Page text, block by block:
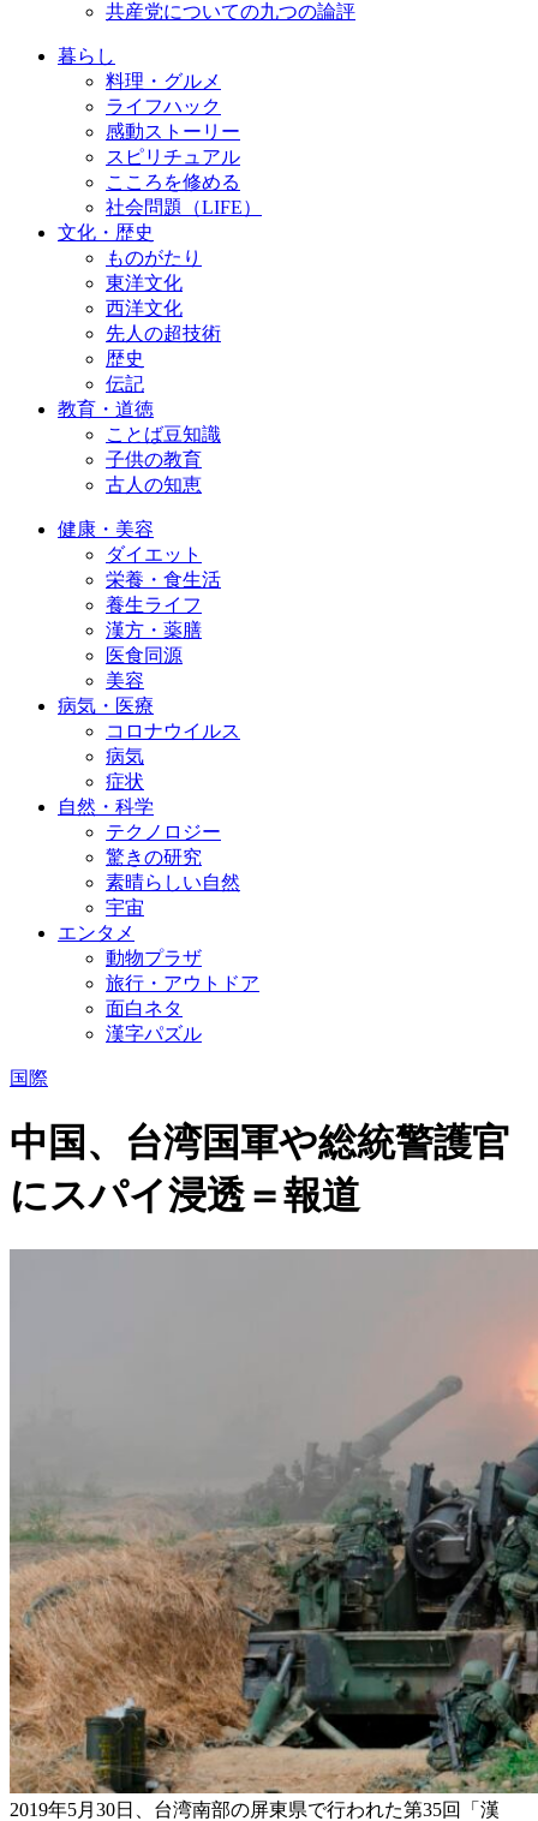
共産党についての九つの論評
暮らし
料理・グルメ
ライフハック
感動ストーリー
スピリチュアル
こころを修める
社会問題（LIFE）
文化・歴史
ものがたり
東洋文化
西洋文化
先人の超技術
歴史
伝記
教育・道徳
ことば豆知識
子供の教育
古人の知恵
健康・美容
ダイエット
栄養・食生活
養生ライフ
漢方・薬膳
医食同源
美容
病気・医療
コロナウイルス
病気
症状
自然・科学
テクノロジー
驚きの研究
素晴らしい自然
宇宙
エンタメ
動物プラザ
旅行・アウトドア
面白ネタ
漢字パズル
国際
中国、台湾国軍や総統警護官
にスパイ浸透＝報道
2019年5月30日、台湾南部の屏東県で行われた第35回「漢